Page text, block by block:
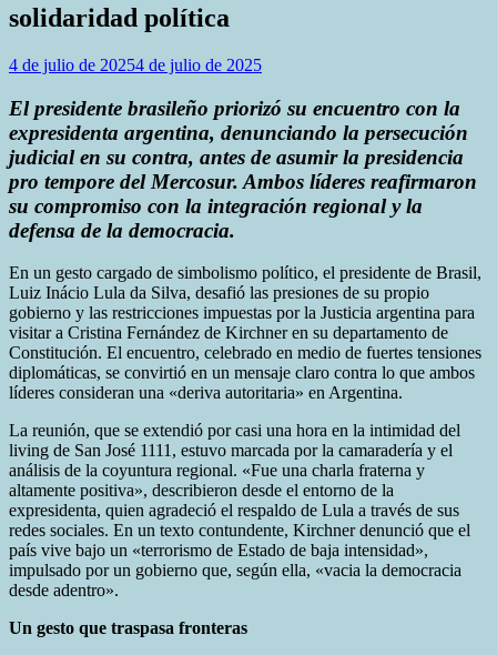
solidaridad política
4 de julio de 20254 de julio de 2025
El presidente brasileño priorizó su encuentro con la
expresidenta argentina, denunciando la persecución
judicial en su contra, antes de asumir la presidencia
pro tempore del Mercosur. Ambos líderes reafirmaron
su compromiso con la integración regional y la
defensa de la democracia.
En un gesto cargado de simbolismo político, el presidente de Brasil,
Luiz Inácio Lula da Silva, desafió las presiones de su propio
gobierno y las restricciones impuestas por la Justicia argentina para
visitar a Cristina Fernández de Kirchner en su departamento de
Constitución. El encuentro, celebrado en medio de fuertes tensiones
diplomáticas, se convirtió en un mensaje claro contra lo que ambos
líderes consideran una «deriva autoritaria» en Argentina.
La reunión, que se extendió por casi una hora en la intimidad del
living de San José 1111, estuvo marcada por la camaradería y el
análisis de la coyuntura regional. «Fue una charla fraterna y
altamente positiva», describieron desde el entorno de la
expresidenta, quien agradeció el respaldo de Lula a través de sus
redes sociales. En un texto contundente, Kirchner denunció que el
país vive bajo un «terrorismo de Estado de baja intensidad»,
impulsado por un gobierno que, según ella, «vacia la democracia
desde adentro».
Un gesto que traspasa fronteras